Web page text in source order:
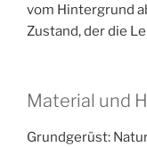
vom Hintergrund
Zustand, der die
Material und
Grundgerüst: